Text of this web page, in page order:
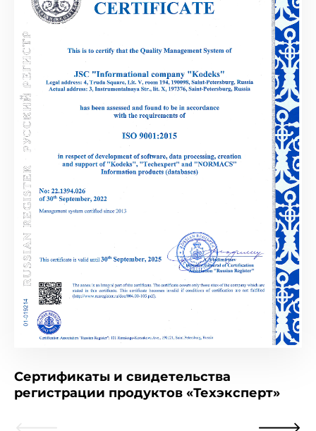
Сертификаты и свидетельства
регистрации продуктов «Техэксперт»